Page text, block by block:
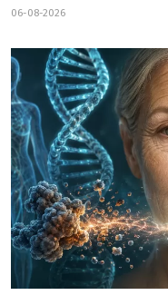
06-08-2026